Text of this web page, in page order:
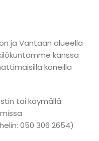
ja Vantaan alueella
kanssa
koneilla
tai käymällä
050 306 2654)